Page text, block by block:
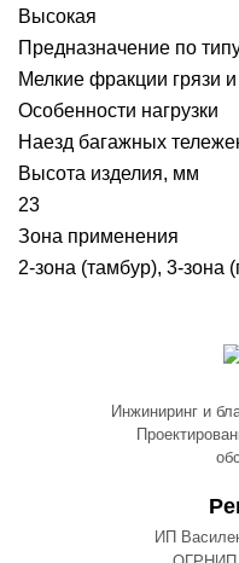
Высокая
Предназначение по
Мелкие фракции грязи и
Особенности нагрузки
Наезд багажных
Высота изделия, мм
23
Зона применения
2-зона (тамбур), 3-зона
Инжиниринг и
ИП